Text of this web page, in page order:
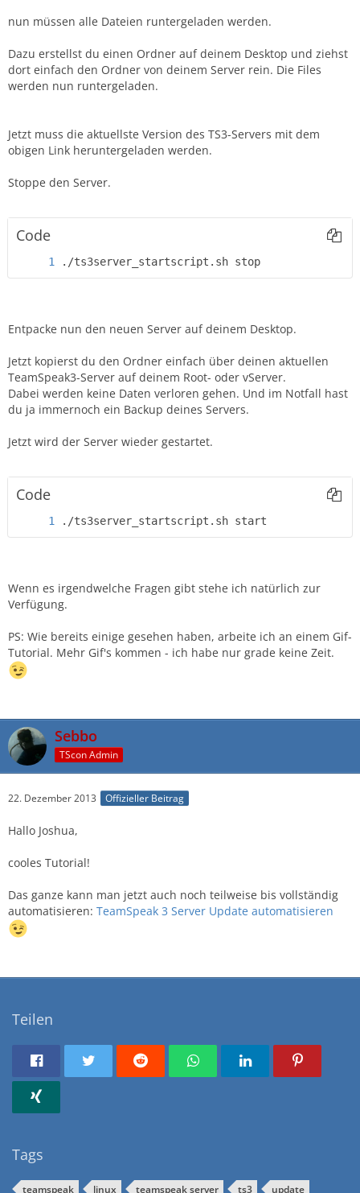
nun müssen alle Dateien runtergeladen werden.
Dazu erstellst du einen Ordner auf deinem Desktop und ziehst
dort einfach den Ordner von deinem Server rein. Die Files
werden nun runtergeladen.
Jetzt muss die aktuellste Version des TS3-Servers mit dem
obigen Link heruntergeladen werden.
Stoppe den Server.
Code
./ts3server_startscript.sh stop
Entpacke nun den neuen Server auf deinem Desktop.
Jetzt kopierst du den Ordner einfach über deinen aktuellen
TeamSpeak3-Server auf deinem Root- oder vServer.
Dabei werden keine Daten verloren gehen. Und im Notfall hast
du ja immernoch ein Backup deines Servers.
Jetzt wird der Server wieder gestartet.
Code
./ts3server_startscript.sh start
Wenn es irgendwelche Fragen gibt stehe ich natürlich zur
Verfügung.
PS: Wie bereits einige gesehen haben, arbeite ich an einem Gif-
Tutorial. Mehr Gif's kommen - ich habe nur grade keine Zeit.
Sebbo
TScon Admin
22. Dezember 2013 Offizieller Beitrag
Hallo Joshua,
cooles Tutorial!
Das ganze kann man jetzt auch noch teilweise bis vollständig
automatisieren: TeamSpeak 3 Server Update automatisieren
Teilen
Tags
teamspeak linux teamspeak server ts3 update